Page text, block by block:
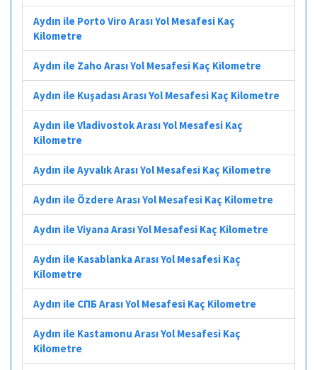
Aydın ile Porto Viro Arası Yol Mesafesi Kaç
Kilometre
Aydın ile Zaho Arası Yol Mesafesi Kaç Kilometre
Aydın ile Kuşadası Arası Yol Mesafesi Kaç Kilometre
Aydın ile Vladivostok Arası Yol Mesafesi Kaç
Kilometre
Aydın ile Ayvalık Arası Yol Mesafesi Kaç Kilometre
Aydın ile Özdere Arası Yol Mesafesi Kaç Kilometre
Aydın ile Viyana Arası Yol Mesafesi Kaç Kilometre
Aydın ile Kasablanka Arası Yol Mesafesi Kaç
Kilometre
Aydın ile СПБ Arası Yol Mesafesi Kaç Kilometre
Aydın ile Kastamonu Arası Yol Mesafesi Kaç
Kilometre